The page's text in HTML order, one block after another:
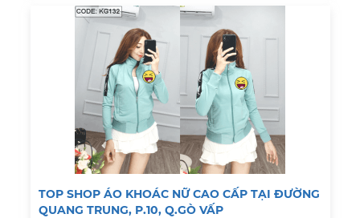
TOP SHOP ÁO KHOÁC NỮ CAO CẤP TẠI ĐƯỜNG
QUANG TRUNG, P.10, Q.GÒ VẤP